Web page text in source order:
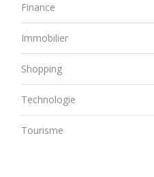
Finance
Immobilier
Shopping
Technologie
Tourisme